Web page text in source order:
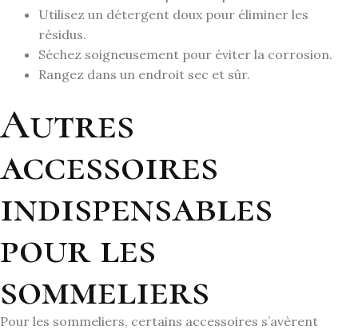
Utilisez un détergent doux pour éliminer les
résidus.
Séchez soigneusement pour éviter la corrosion.
Rangez dans un endroit sec et sûr.
Autres
accessoires
indispensables
pour les
sommeliers
Pour les sommeliers, certains accessoires s’avèrent